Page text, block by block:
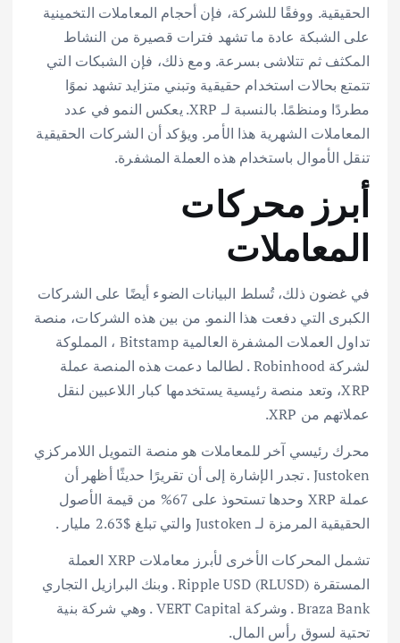
الحقيقية. ووفقًا للشركة، فإن أحجام المعاملات التخمينية
على الشبكة عادة ما تشهد فترات قصيرة من النشاط
المكثف ثم تتلاشى بسرعة. ومع ذلك، فإن الشبكات التي
تتمتع بحالات استخدام حقيقية وتبني متزايد تشهد نموًا
مطردًا ومنظمًا. بالنسبة لـ XRP. يعكس النمو في عدد
المعاملات الشهرية هذا الأمر. ويؤكد أن الشركات الحقيقية
تنقل الأموال باستخدام هذه العملة المشفرة.
أبرز محركات
المعاملات
في غضون ذلك، تُسلط البيانات الضوء أيضًا على الشركات
الكبرى التي دفعت هذا النمو. من بين هذه الشركات، منصة
تداول العملات المشفرة العالمية Bitstamp ، المملوكة
لشركة Robinhood . لطالما دعمت هذه المنصة عملة
XRP، وتعد منصة رئيسية يستخدمها كبار اللاعبين لنقل
عملاتهم من XRP.
محرك رئيسي آخر للمعاملات هو منصة التمويل اللامركزي
Justoken . تجدر الإشارة إلى أن تقريرًا حديثًا أظهر أن
عملة XRP وحدها تستحوذ على 67% من قيمة الأصول
الحقيقية المرمزة لـ Justoken والتي تبلغ $2.63 مليار .
تشمل المحركات الأخرى لأبرز معاملات XRP العملة
المستقرة Ripple USD (RLUSD) . وبنك البرازيل التجاري
Braza Bank . وشركة VERT Capital . وهي شركة بنية
تحتية لسوق رأس المال.